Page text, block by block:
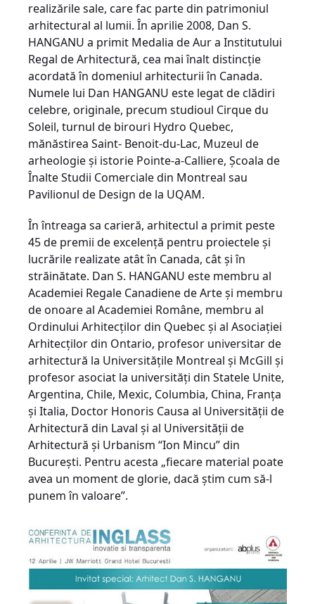
realizările sale, care fac parte din patrimoniul
arhitectural al lumii. În aprilie 2008, Dan S.
HANGANU a primit Medalia de Aur a Institutului
Regal de Arhitectură, cea mai înalt distincţie
acordată în domeniul arhitecturii în Canada.
Numele lui Dan HANGANU este legat de clădiri
celebre, originale, precum studioul Cirque du
Soleil, turnul de birouri Hydro Quebec,
mănăstirea Saint- Benoit-du-Lac, Muzeul de
arheologie şi istorie Pointe-a-Calliere, Şcoala de
Înalte Studii Comerciale din Montreal sau
Pavilionul de Design de la UQAM.
În întreaga sa carieră, arhitectul a primit peste
45 de premii de excelenţă pentru proiectele şi
lucrările realizate atât în Canada, cât şi în
străinătate. Dan S. HANGANU este membru al
Academiei Regale Canadiene de Arte şi membru
de onoare al Academiei Române, membru al
Ordinului Arhitecţilor din Quebec şi al Asociaţiei
Arhitecţilor din Ontario, profesor universitar de
arhitectură la Universităţile Montreal şi McGill şi
profesor asociat la universităţi din Statele Unite,
Argentina, Chile, Mexic, Columbia, China, Franţa
şi Italia, Doctor Honoris Causa al Universităţii de
Arhitectură din Laval şi al Universităţii de
Arhitectură şi Urbanism “Ion Mincu” din
Bucureşti. Pentru acesta „fiecare material poate
avea un moment de glorie, dacă ştim cum să-l
punem în valoare”.